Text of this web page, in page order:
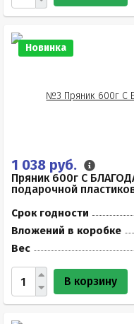
Новинка
1 038 руб.
Пряник 600г С
подарочной
Срок годности
Вложений в коробке
Вес
В корзину